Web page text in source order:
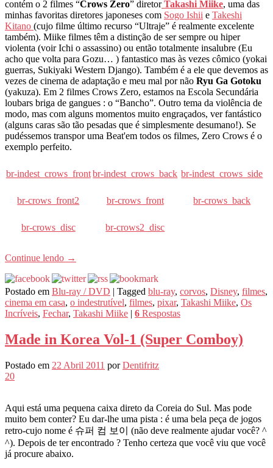
contém o 2 filmes “Crows Zero” diretor Takashi Miike, uma das
minhas favoritas diretores japoneses com Sogo Ishii e Takeshi
Kitano (cujo filme último recurso “Ultraje” é realmente excelente
também). Miike filmes têm a distinção de ser sempre ou hiper
violenta (voir Ichi o assassino) ou então totalmente insalubre (Eu
acho que volta para Gozu… ) fantastico mas às vezes cômico (yokai
guerras, Sukiyaki Western Django). Também é a ele que devemos as
vezes de cinema de adaptação e meu mal por não Ryu Ga Gotoku
(yakuza). Em 2 filmes Crows Zero, estamos na Escola Secundária
loubars briga de gangues : o “Bancho”. Outro tema da violência de
modo, mas com alguns momentos muito engraçados, ver fantástico
(alguns caras são tão pesadas que é simplesmente desumano!). Se
pudéssemos transpor uma Beat'em todos os filmes, Zero Crows é o
exemplo perfeito.
br-indest_crows_front br-indest_crows_back br-indest_crows_side
br-crows_front2 br-crows_front br-crows_back
br-crows_disc br-crows2_disc
Continue lendo →
Postado em Blu-ray / DVD | Tagged blu-ray, corvos, Disney, filmes,
cinema em casa, o indestrutível, filmes, pixar, Takashi Miike, Os
Incríveis, Fechar, Takashi Miike | 6 Respostas
Made in Korea Vol-1 (Super Comboy)
Postado em 22 Abril 2011 porDentifritz
20
Aqui está uma pequena caixa direto da Coreia do Sul. Mas pode
muito bem conter? Eu dar-lhe uma pista : é uma bela peça de jogos
retro-cujo nome é 슈퍼 컴 보이 (não deve realmente ajudar você? ^
^). Depois de ter encontrado ? Tenho certeza que você viu que você
já procure abaixo.